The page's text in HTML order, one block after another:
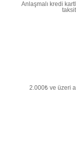
Anlaşmalı kredi
2.000₺ ve üzeri